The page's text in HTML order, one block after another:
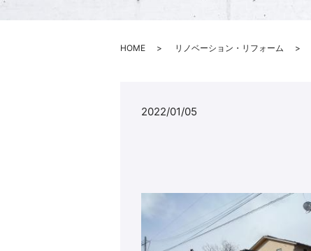
HOME リノベーション・リフォーム
2022/01/05